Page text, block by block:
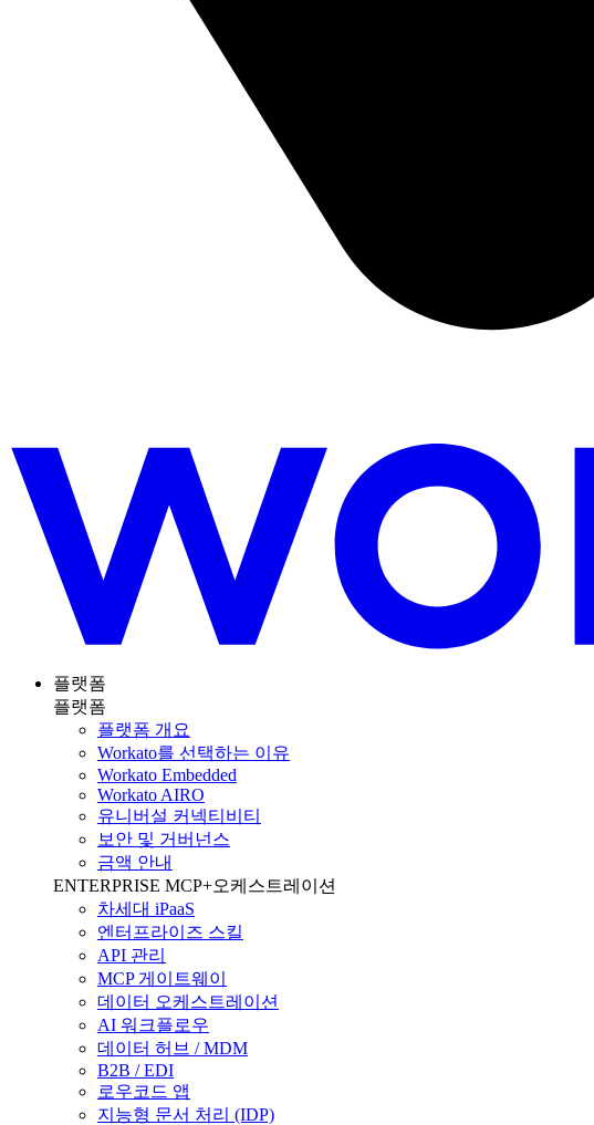
플랫폼
플랫폼
플랫폼 개요
Workato를 선택하는 이유
Workato Embedded
Workato AIRO
유니버설 커넥티비티
보안 및 거버넌스
금액 안내
ENTERPRISE MCP+오케스트레이션
차세대 iPaaS
엔터프라이즈 스킬
API 관리
MCP 게이트웨이
데이터 오케스트레이션
AI 워크플로우
데이터 허브 / MDM
B2B / EDI
로우코드 앱
지능형 문서 처리 (IDP)